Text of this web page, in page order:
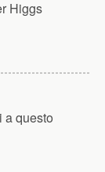
Higgs
a questo